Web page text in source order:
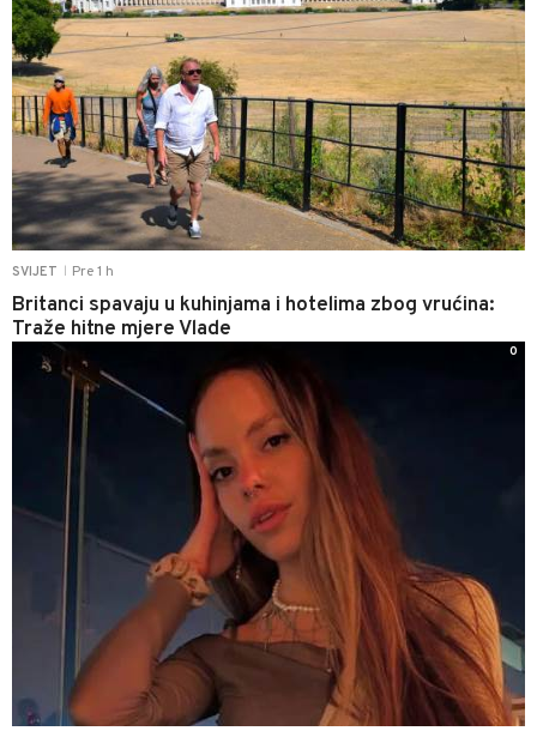
SVIJET Pre 1 h
Britanci spavaju u kuhinjama i hotelima zbog vrućina:
Traže hitne mjere Vlade
0